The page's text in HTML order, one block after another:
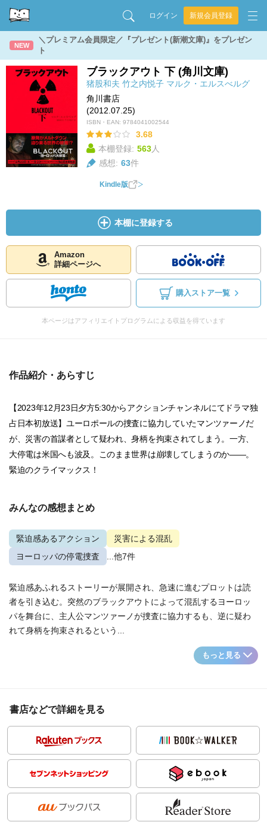
ログイン 新規会員登録
NEW
＼プレミアム会員限定／『プレゼント(新潮文庫)』をプレゼン
ト
ブラックアウト 下 (角川文庫)
猪股和夫 竹之内悦子 マルク・エルスべルグ
角川書店
(2012.07.25)
ISBN・EAN: 9784041002544
3.68
本棚登録: 563人
感想: 63件
Kindle版
本棚に登録する
Amazon
詳細ページへ
購入ストア一覧
本ページはアフィリエイトプログラムによる収益を得ています
作品紹介・あらすじ
【2023年12月23日夕方5:30からアクションチャンネルにてドラマ独
占日本初放送】ユーロポールの捜査に協力していたマンツァーノだ
が、災害の首謀者として疑われ、身柄を拘束されてしまう。一方、
大停電は米国へも波及。このまま世界は崩壊してしまうのか――。
緊迫のクライマックス！
みんなの感想まとめ
緊迫感あるアクション
災害による混乱
ヨーロッパの停電捜査
...他7件
緊迫感あふれるストーリーが展開され、急速に進むプロットは読
者を引き込む。突然のブラックアウトによって混乱するヨーロッ
パを舞台に、主人公マンツァーノが捜査に協力するも、逆に疑わ
れて身柄を拘束されるという...
もっと見る
書店などで詳細を見る